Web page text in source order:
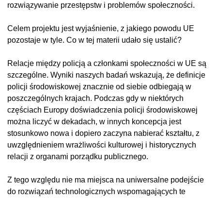
rozwiązywanie przestępstw i problemów społeczności.
Celem projektu jest wyjaśnienie, z jakiego powodu UE
pozostaje w tyle. Co w tej materii udało się ustalić?
Relacje między policją a członkami społeczności w UE są
szczególne. Wyniki naszych badań wskazują, że definicje
policji środowiskowej znacznie od siebie odbiegają w
poszczególnych krajach. Podczas gdy w niektórych
częściach Europy doświadczenia policji środowiskowej
można liczyć w dekadach, w innych koncepcja jest
stosunkowo nowa i dopiero zaczyna nabierać kształtu, z
uwzględnieniem wrażliwości kulturowej i historycznych
relacji z organami porządku publicznego.
Z tego względu nie ma miejsca na uniwersalne podejście
do rozwiązań technologicznych wspomagających te